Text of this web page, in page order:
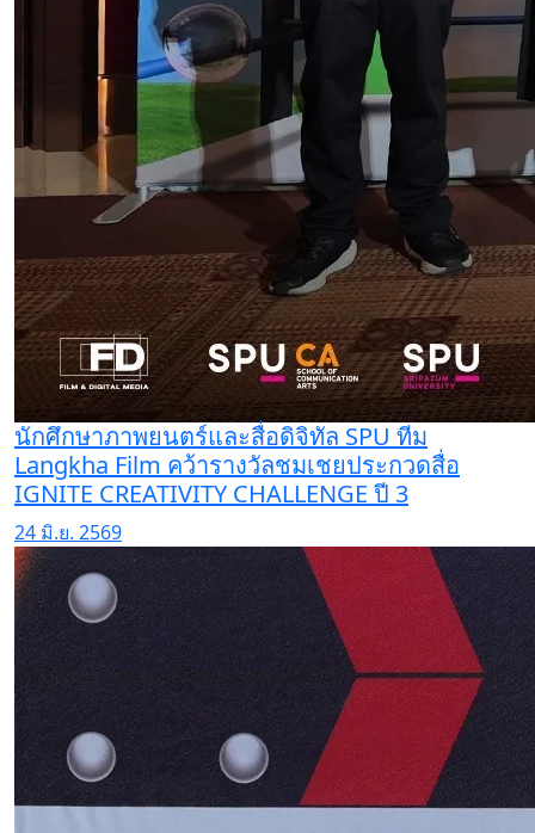
นักศึกษาภาพยนตร์และสื่อดิจิทัล SPU ทีม
Langkha Film คว้ารางวัลชมเชยประกวดสื่อ
IGNITE CREATIVITY CHALLENGE ปี 3
24 มิ.ย. 2569